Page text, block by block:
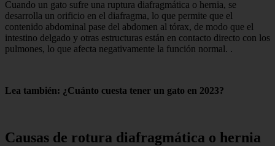
Cuando un gato sufre una ruptura diafragmática o hernia, se
desarrolla un orificio en el diafragma, lo que permite que el
contenido abdominal pase del abdomen al tórax, de modo que el
intestino delgado y otras estructuras están en contacto directo con los
pulmones, lo que afecta negativamente la función normal. .
Lea también: ¿Cuánto cuesta tener un gato en 2023?
Causas de rotura diafragmática o hernia